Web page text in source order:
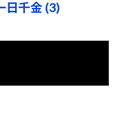
日千金 (3)